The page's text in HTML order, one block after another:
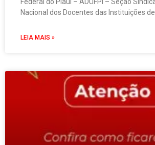
Nacional dos Docentes das Instituições
LEIA MAIS »